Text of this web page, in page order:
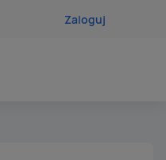
Zaloguj